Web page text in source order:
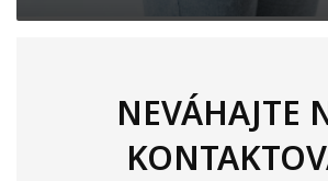
NEVÁHAJTE